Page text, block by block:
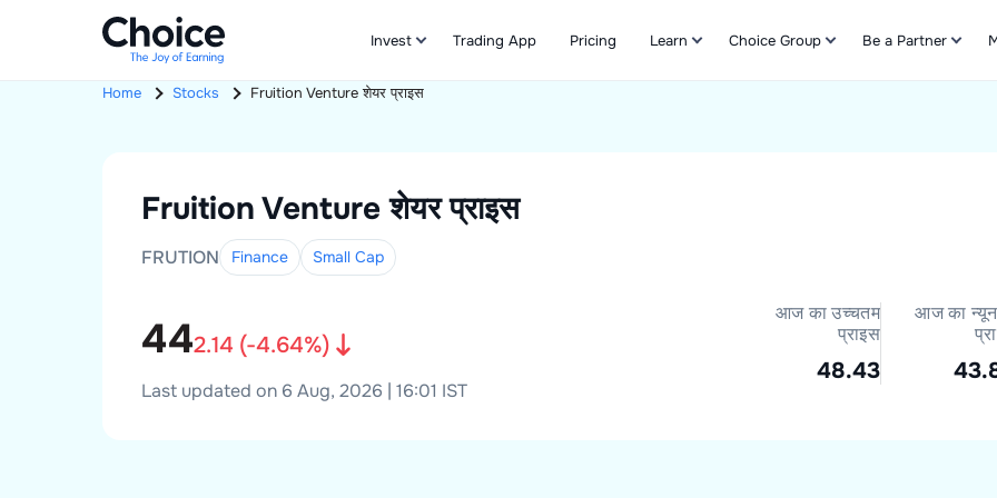
Invest Trading App Pricing Learn Choice Group Be a Partner
Home Stocks Fruition Venture शेयर प्राइस
Fruition Venture शेयर प्राइस
FRUTION Finance Small Cap
442.14 (-4.64%)
Last updated on 6 Aug, 2026 | 16:01 IST
आज का उच्चतम
प्राइस
48.43
आज का